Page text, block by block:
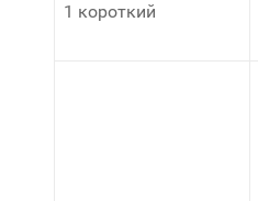
1 короткий